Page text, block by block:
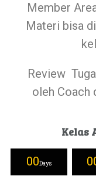
Member
Materi bisa
Review
oleh Coach
Kelas
00Days